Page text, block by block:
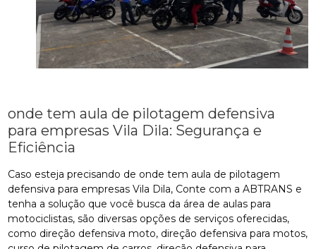
onde tem aula de pilotagem defensiva
para empresas Vila Dila: Segurança e
Eficiência
Caso esteja precisando de onde tem aula de pilotagem
defensiva para empresas Vila Dila, Conte com a ABTRANS e
tenha a solução que você busca da área de aulas para
motociclistas, são diversas opções de serviços oferecidas,
como direção defensiva moto, direção defensiva para motos,